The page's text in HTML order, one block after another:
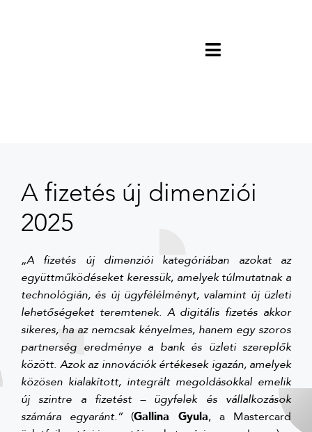
A fizetés új dimenziói
2025
„A fizetés új dimenziói kategóriában azokat az
együttműködéseket keressük, amelyek túlmutatnak a
technológián, és új ügyfélélményt, valamint új üzleti
lehetőségeket teremtenek. A digitális fizetés akkor
sikeres, ha az nemcsak kényelmes, hanem egy szoros
partnerség eredménye a bank és üzleti szereplők
között. Azok az innovációk értékesek igazán, amelyek
közösen kialakított, integrált megoldásokkal emelik
új szintre a fizetést – ügyfelek és vállalkozások
számára egyaránt.” (Gallina Gyula, a Mastercard